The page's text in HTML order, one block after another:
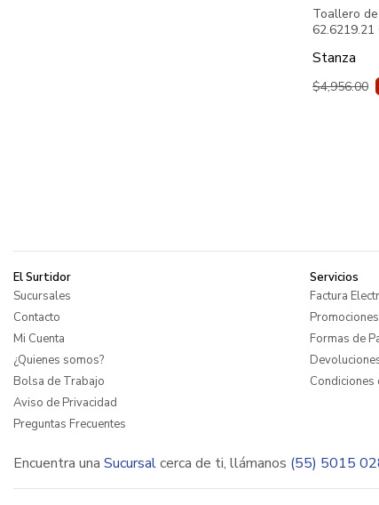
Toallero
62.6219.21
Stanza
$4,956.00
El Surtidor
Sucursales
Contacto
Mi Cuenta
¿Quienes somos?
Bolsa de Trabajo
Aviso de Privacidad
Preguntas Frecuentes
Servicios
Factura
Promociones
Formas de
Condiciones
Encuentra una Sucursalcerca de ti, llámanos (55) 5015